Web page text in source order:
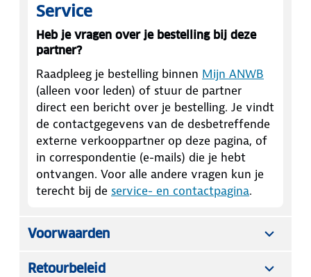
Service
Heb je vragen over je bestelling bij deze
partner?
Raadpleeg je bestelling binnen Mijn ANWB
(alleen voor leden) of stuur de partner
direct een bericht over je bestelling. Je vindt
de contactgegevens van de desbetreffende
externe verkooppartner op deze pagina, of
in correspondentie (e-mails) die je hebt
ontvangen. Voor alle andere vragen kun je
terecht bij de service- en contactpagina.
Voorwaarden
Retourbeleid